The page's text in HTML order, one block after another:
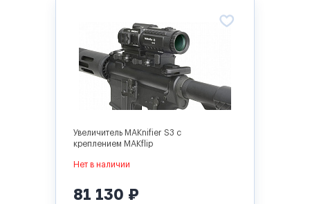
Увеличитель MAKnifier S3 с
креплением MAKflip
Нет в наличии
81 130 ₽